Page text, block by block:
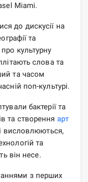
Miami.
до дискусії на
та
культурну
слова та
та часом
поп-культурі.
бактерії та
та створення арт
висловлюються,
та
він несе.
з перших